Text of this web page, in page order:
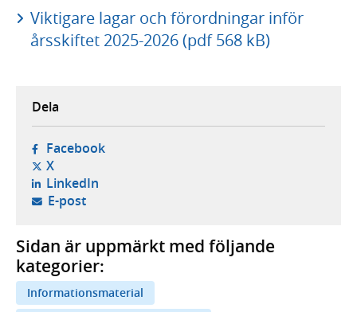
Viktigare lagar och förordningar inför
årsskiftet 2025-2026 (pdf 568 kB)
Dela
Facebook- öppnas i ny flik, extern webbplats,
X- öppnas i ny flik, extern webbplats,
LinkedIn- öppnas i ny flik, extern webbplats,
E-post- öppnar din e-postklient,
Sidan är uppmärkt med följande
kategorier:
Informationsmaterial